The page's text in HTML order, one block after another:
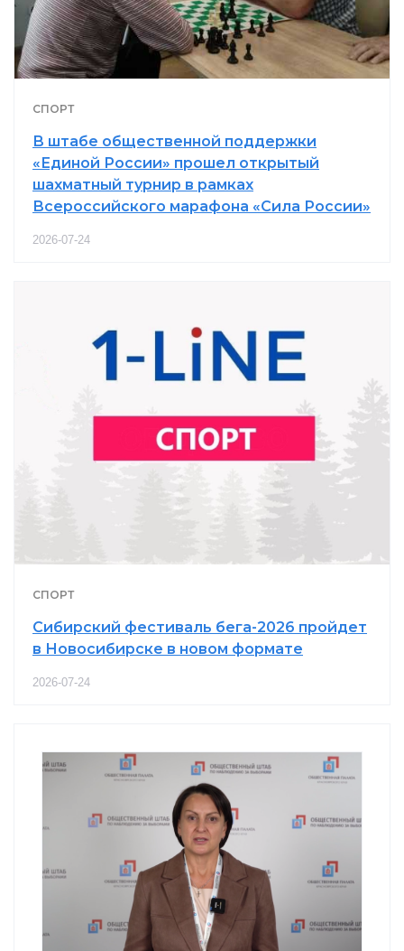
СПОРТ
В штабе общественной поддержки
«Единой России» прошел открытый
шахматный турнир в рамках
Всероссийского марафона «Сила России»
2026-07-24
СПОРТ
Сибирский фестиваль бега-2026 пройдет
в Новосибирске в новом формате
2026-07-24